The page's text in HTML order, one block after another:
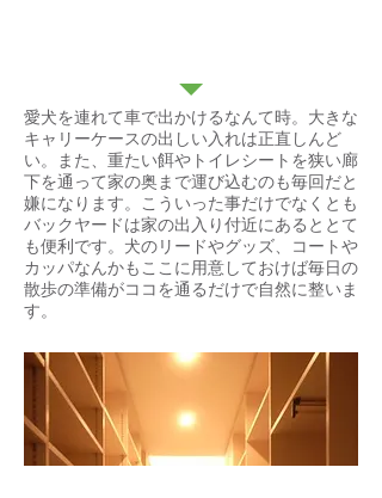
愛犬を連れて車で出かけるなんて時。大きな
キャリーケースの出しい入れは正直しんど
い。また、重たい餌やトイレシートを狭い廊
下を通って家の奥まで運び込むのも毎回だと
嫌になります。こういった事だけでなくとも
バックヤードは家の出入り付近にあるととて
も便利です。犬のリードやグッズ、コートや
カッパなんかもここに用意しておけば毎日の
散歩の準備がココを通るだけで自然に整いま
す。